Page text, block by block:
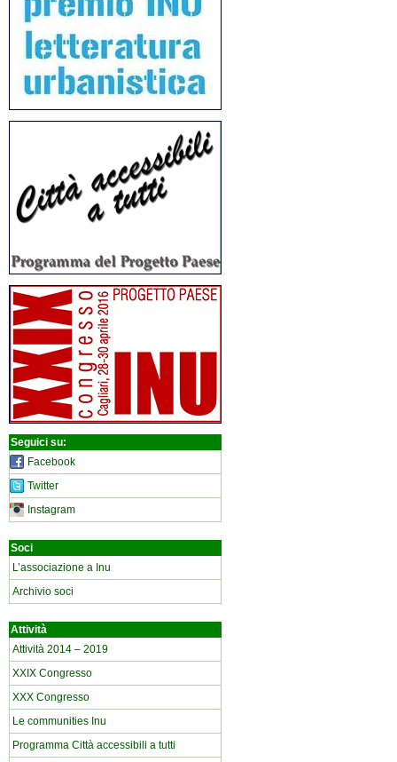
Seguici su:
Facebook
Twitter
Instagram
Soci
L’associazione a Inu
Archivio soci
Attività
Attività 2014 – 2019
XXIX Congresso
XXX Congresso
Le communities Inu
Programma Città accessibili a tutti